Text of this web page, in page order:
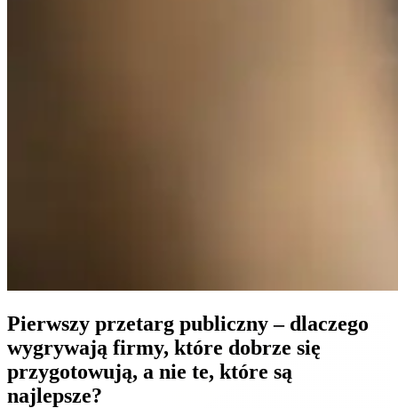
Pierwszy przetarg publiczny – dlaczego
wygrywają firmy, które dobrze się
przygotowują, a nie te, które są
najlepsze?